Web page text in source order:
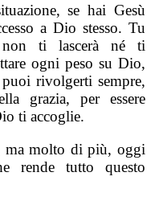
se hai Gesù
a Dio stesso. Tu
ti lascerà né ti
ogni peso su Dio,
rivolgerti sempre,
grazia, per essere
ti accoglie.
ma molto di più, oggi
rende tutto questo